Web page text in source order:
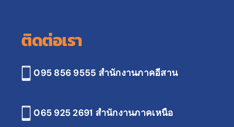
ติดต่อเรา
095 856 9555 สำนักงานภาคอีสาน
065 925 2691 สำนักงานภาคเหนือ